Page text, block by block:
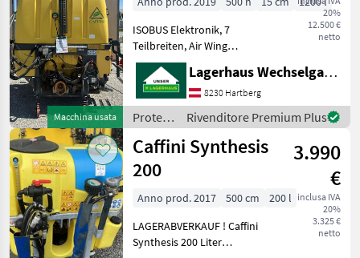
Macchina usata
20%
12.500 €
netto
ISOBUS Elektronik, 7
Teilbreiten, Air Wing
Luftunterstützung mit
stufenloser Einstellung.
15m vollhydraulische
Klappung mit hydr.
Hangausgleich. 1200Liter
Fass mit
Lagerhaus Wechselgau reg. Gen.m.b.H.
8230 Hartberg
Protezione
piante /
Caffini
Rivenditore Premium Plus
Caffini Synthesis
200
3.990
€
inclusa IVA
20%
3.325 €
netto
Anno prod. 2017 500 cm
200 l
LAGERABVERKAUF ! Caffini
Synthesis 200 Liter